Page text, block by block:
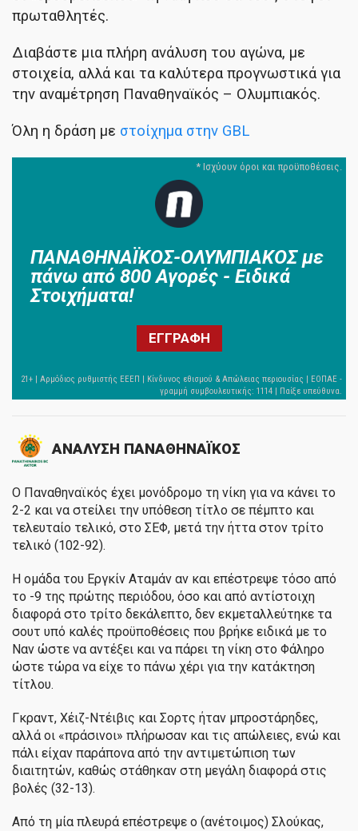
πρωταθλητές.
Διαβάστε μια πλήρη ανάλυση του αγώνα, με
στοιχεία, αλλά και τα καλύτερα προγνωστικά για
την αναμέτρηση Παναθηναϊκός – Ολυμπιακός.
Όλη η δράση με στοίχημα στην GBL
ΠΑΝΑΘΗΝΑΪΚΟΣ-ΟΛΥΜΠΙΑΚΟΣ με
πάνω από 800 Αγορές - Ειδικά
Στοιχήματα!
ΕΓΓΡΑΦΗ
ΑΝΑΛΥΣΗ ΠΑΝΑΘΗΝΑΪΚΟΣ
Ο Παναθηναϊκός έχει μονόδρομο τη νίκη για να κάνει το
2-2 και να στείλει την υπόθεση τίτλο σε πέμπτο και
τελευταίο τελικό, στο ΣΕΦ, μετά την ήττα στον τρίτο
τελικό (102-92).
Η ομάδα του Εργκίν Αταμάν αν και επέστρεψε τόσο από
το -9 της πρώτης περιόδου, όσο και από αντίστοιχη
διαφορά στο τρίτο δεκάλεπτο, δεν εκμεταλλεύτηκε τα
σουτ υπό καλές προϋποθέσεις που βρήκε ειδικά με το
Ναν ώστε να αντέξει και να πάρει τη νίκη στο Φάληρο
ώστε τώρα να είχε το πάνω χέρι για την κατάκτηση
τίτλου.
Γκραντ, Χέιζ-Ντέιβις και Σορτς ήταν μπροστάρηδες,
αλλά οι «πράσινοι» πλήρωσαν και τις απώλειες, ενώ και
πάλι είχαν παράπονα από την αντιμετώπιση των
διαιτητών, καθώς στάθηκαν στη μεγάλη διαφορά στις
βολές (32-13).
Από τη μία πλευρά επέστρεψε ο (ανέτοιμος) Σλούκας,